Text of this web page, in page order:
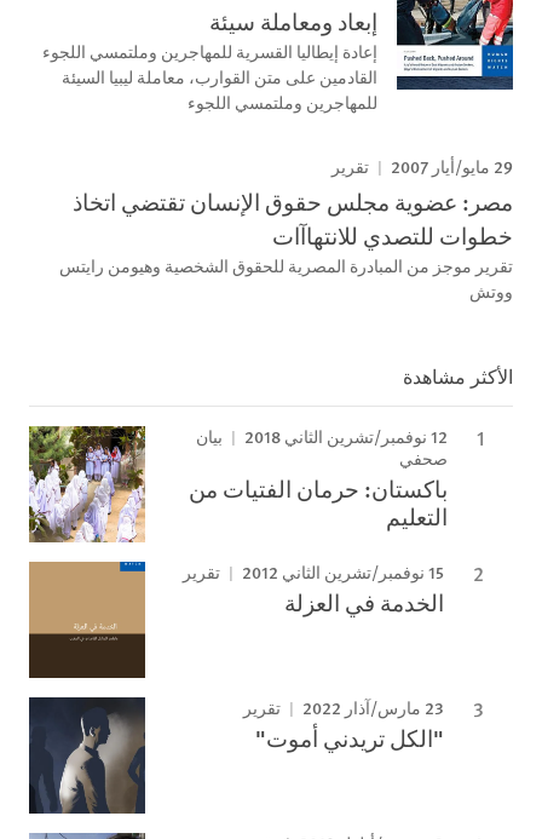
إبعاد ومعاملة سيئة
إعادة إيطاليا القسرية للمھاجرين وملتمسي اللجوء
القادمين على متن القوارب، معاملة ليبيا السيئة
للمھاجرين وملتمسي اللجوء
29 مايو/أيار 2007 تقرير
مصر: عضوية مجلس حقوق الإنسان تقتضي اتخاذ
خطوات للتصدي للانتهاآات
تقرير موجز من المبادرة المصرية للحقوق الشخصية وهيومن رايتس
ووتش
الأكثر مشاهدة
12 نوفمبر/تشرين الثاني 2018
بيان
صحفي
باكستان: حرمان الفتيات من
التعليم
15 نوفمبر/تشرين الثاني 2012 تقرير
الخدمة في العزلة
23 مارس/آذار 2022 تقرير
"الكل تريدني أموت"